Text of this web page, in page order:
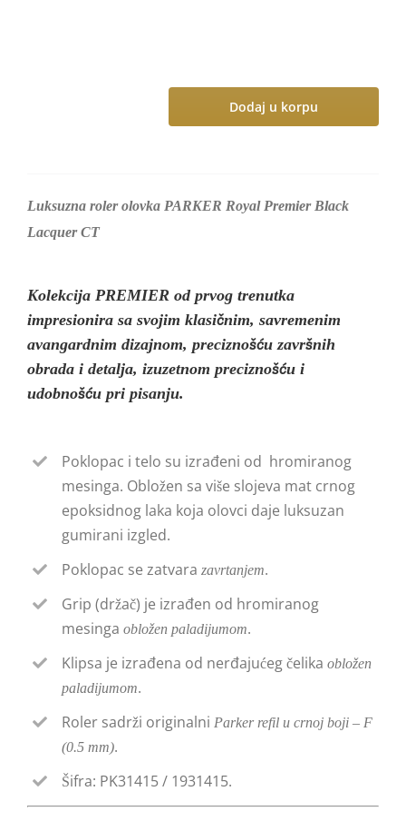
Premier
Black
CT
количина
Dodaj u korpu
Luksuzna roler olovka PARKER Royal Premier Black
Lacquer CT
Kolekcija PREMIER od prvog trenutka
impresionira sa svojim klasičnim, savremenim
avangardnim dizajnom, preciznošću završnih
obrada i detalja, izuzetnom preciznošću i
udobnošću pri pisanju.
Poklopac i telo su izrađeni od hromiranog
mesinga. Obložen sa više slojeva mat crnog
epoksidnog laka koja olovci daje luksuzan
gumirani izgled.
Poklopac se zatvarazavrtanjem.
Grip (držač) je izrađen od hromiranog
mesingaobložen paladijumom.
Klipsa je izrađena od nerđajućeg čelikaobložen
paladijumom.
Roler sadrži originalniParker refil u crnoj boji – F
(0.5 mm).
Šifra: PK31415 / 1931415.